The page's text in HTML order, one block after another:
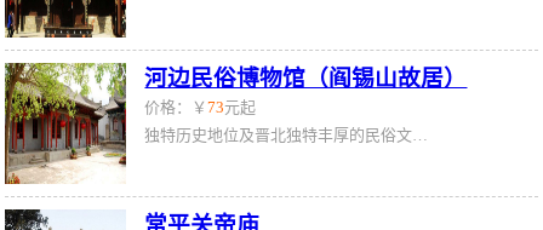
河边民俗博物馆（阎锡山故居）
价格：￥73元起
独特历史地位及晋北独特丰厚的民俗文化。